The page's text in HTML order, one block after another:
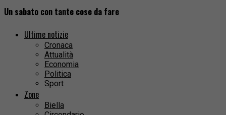
Un sabato con tante cose da fare
Ultime notizie
Cronaca
Attualità
Economia
Politica
Sport
Zone
Biella